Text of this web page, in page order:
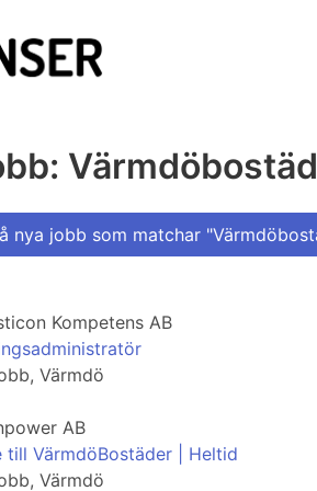
nya jobb som matchar
Kompetens AB
Värmdö
AB
till VärmdöBostäder | Heltid
Värmdö